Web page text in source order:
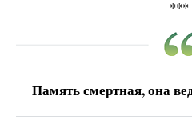
***
Память смертная, она